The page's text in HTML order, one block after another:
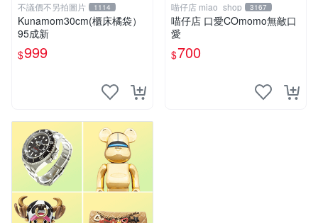
不議價不另拍圖片 1114
Kunamom30cm(櫃床橘袋）
95成新
$999
喵仔店 miao_shop 3167
喵仔店 口愛COmomo無敵口
愛
$700